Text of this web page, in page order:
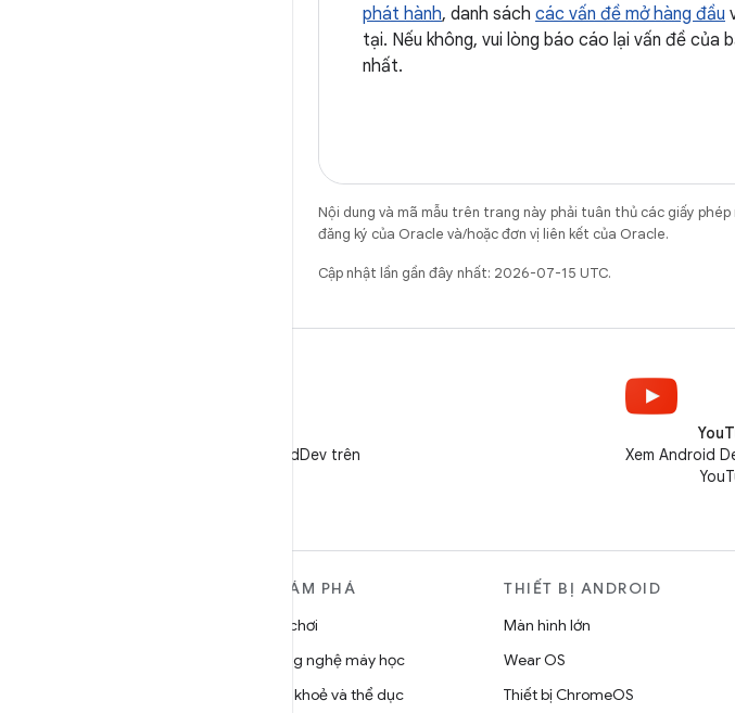
phát hành, danh sách các vấn đề mở hàng đầu
tại. Nếu không, vui lòng báo cáo lại vấn đề của
nhất.
Nội dung và mã mẫu trên trang này phải tuân thủ các giấy
đăng ký của Oracle và/hoặc đơn vị liên kết của Oracle.
Cập nhật lần gần đây nhất: 2026-07-15 UTC.
Theo dõi @AndroidDev trên
Xem Android
KHÁM PHÁ
Trò chơi
Công nghệ máy học
Sức khoẻ và thể dục
THIẾT BỊ ANDROID
Màn hình lớn
Wear OS
Thiết bị ChromeOS